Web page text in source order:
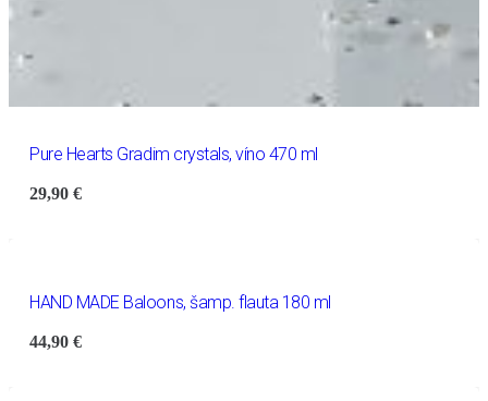
Pure Hearts Gradim crystals, víno 470 ml
29,90€
HAND MADE Baloons, šamp. flauta 180 ml
44,90€